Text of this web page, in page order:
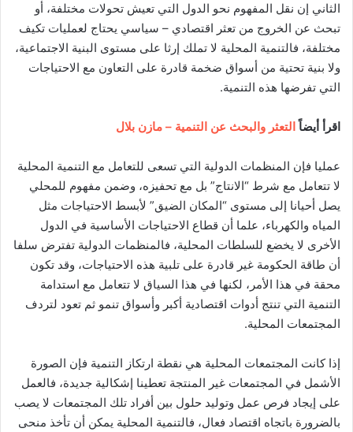
الثاني إن نقل المفهوم نحو الدول التي تعيش تحولات مختلفة، أو
تبحث عن الخروج من تعثر اقتصادي – سياسي يحتاج لعمليات تكيف
مختلفة، فالتنمية المحلية لا تملك إرثا على مستوى البنية الاجتماعية،
ولا بنية تحتية من أسواق ضخمة قادرة على التعاون مع الاحتياجات
التي تفرضها هذه التنمية.
اقرأ أيضاً التعثر والبحث عن التنمية – مازن بلال
عمليا فإن المنظمات الدولية التي تسعى للتعامل مع التنمية المحلية
لا تتعامل مع شرط “الانتاج” بل مع تحفيزه، وضمن مفهوم للمحلي
يصل أحيانا إلى مستوى “المكان الضيق” لأبسط الاحتياجات مثل
المياه والكهرباء، علما أن قطاع الاحتياجات الأساسية في الدول
الأخرى لا يخضع للسلطات المحلية، فالمنظمات الدولية تفترض سلفا
أن طاقة الحكومة غير قادرة على تلبية هذه الاحتياجات، وقد تكون
محقة في هذا الأمر، لكنها في هذا السياق لا تتعامل مع استدامة
التنمية التي تنتج أدوات اقتصادية أكبر وأسواق تنمو ثم تعود لتردف
المجتمعات المحلية.
إذا كانت المجتمعات المحلية هي نقطة ارتكاز التنمية فإن الصورة
الأشمل في المجتمعات غير المنتجة تعطينا إشكالية جديدة، فالعمل
على إيجاد فرص عمل وتوليد حلول بين أفراد تلك المجتمعات لا يصب
بالضرورة باتجاه اقتصاد فعال، فالتنمية المحلية يمكن أن تأخذ منحى